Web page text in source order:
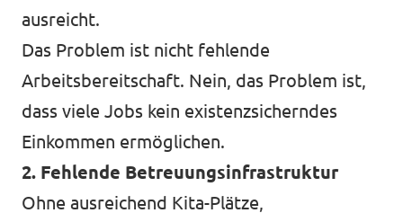
ausreicht.
Das Problem ist nicht fehlende
Arbeitsbereitschaft. Nein, das Problem ist,
dass viele Jobs kein existenzsicherndes
Einkommen ermöglichen.
2. Fehlende Betreuungsinfrastruktur
Ohne ausreichend Kita-Plätze,